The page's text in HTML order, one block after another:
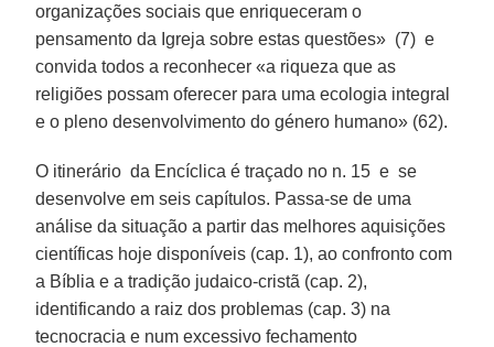
organizações sociais que enriqueceram o
pensamento da Igreja sobre estas questões» (7) e
convida todos a reconhecer «a riqueza que as
religiões possam oferecer para uma ecologia integral
e o pleno desenvolvimento do género humano» (62).
O itinerário da Encíclica é traçado no n. 15 e se
desenvolve em seis capítulos. Passa-se de uma
análise da situação a partir das melhores aquisições
científicas hoje disponíveis (cap. 1), ao confronto com
a Bíblia e a tradição judaico-cristã (cap. 2),
identificando a raiz dos problemas (cap. 3) na
tecnocracia e num excessivo fechamento